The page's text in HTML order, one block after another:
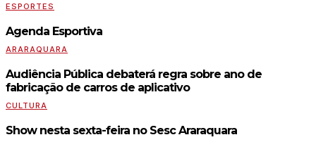
ESPORTES
Agenda Esportiva
ARARAQUARA
Audiência Pública debaterá regra sobre ano de
fabricação de carros de aplicativo
CULTURA
Show nesta sexta-feira no Sesc Araraquara